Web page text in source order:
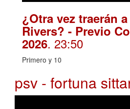
¿Otra vez traerán
Rivers? - Previo
2026. 23:50
Primero y 10
psv - fortuna